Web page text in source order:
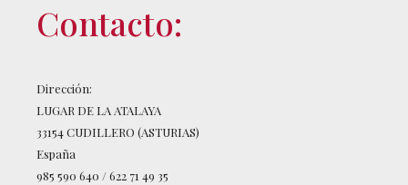
Contacto:
Dirección:
LUGAR DE LA ATALAYA
33154 CUDILLERO (ASTURIAS)
España
985 590 640 / 622 71 49 35